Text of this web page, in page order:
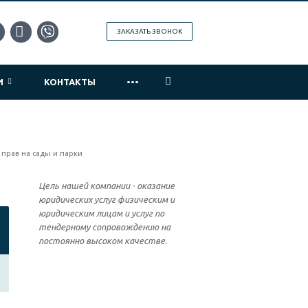
ЗАКАЗАТЬ ЗВОНОК
КОНТАКТЫ ...
прав на сады и парки
Цель нашей компании - оказание
юридических услуг физическим и
юридическим лицам и услуг по
тендерному сопровождению на
постоянно высоком качестве.